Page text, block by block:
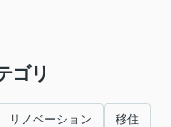
ゴリ
リノベーション 移住